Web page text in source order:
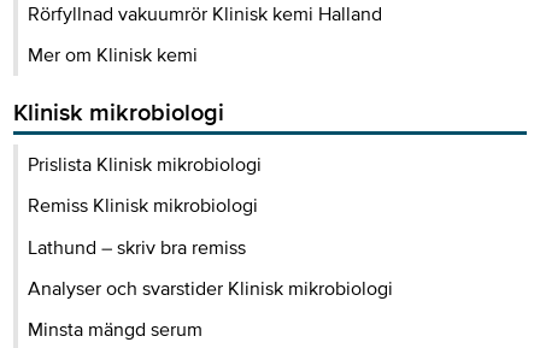
Rörfyllnad vakuumrör Klinisk kemi Halland
Mer om Klinisk kemi
Klinisk mikrobiologi
Prislista Klinisk mikrobiologi
Remiss Klinisk mikrobiologi
Lathund – skriv bra remiss
Analyser och svarstider Klinisk mikrobiologi
Minsta mängd serum